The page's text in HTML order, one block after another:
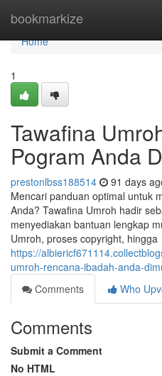
bookmarkize
Home
Home
1
Tawafina
Pogram Anda
prestonlbss188514 91 days
Mencari panduan optimal untuk
Anda? Tawafina Umroh hadir
menyediakan bantuan lengkap
Umroh, proses copyright, hingga
https://
umroh-rencana-ibadah-anda-
Comments
Who
Comments
Submit a Comment
No HTML